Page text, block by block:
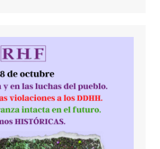
POSIBLES